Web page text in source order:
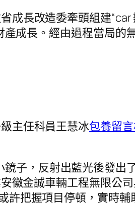
成長改造委牽頭組建
成長。經由過程當局的
主任科員王慧冰包養留
子，反射出藍光後發
徽金誠車輛工程無限公
把握項目停頓，實時輔